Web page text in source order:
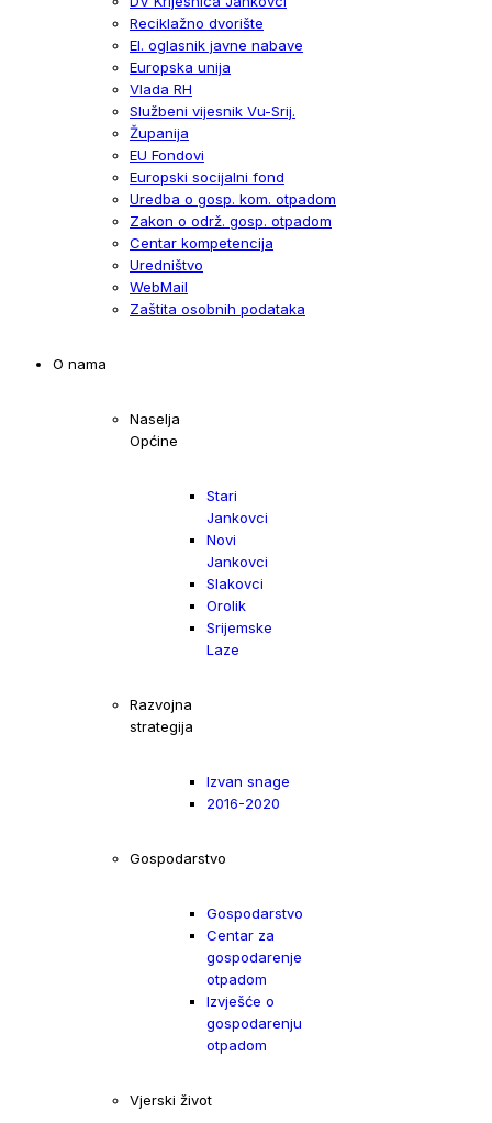
Reciklažno dvorište
El. oglasnik javne nabave
Europska unija
Vlada RH
Službeni vijesnik Vu-Srij.
Županija
EU Fondovi
Europski socijalni fond
Uredba o gosp. kom. otpadom
Zakon o održ. gosp. otpadom
Centar kompetencija
Uredništvo
WebMail
Zaštita osobnih podataka
O nama
Naselja
Općine
Stari
Jankovci
Novi
Jankovci
Slakovci
Orolik
Srijemske
Laze
Razvojna
strategija
Izvan snage
2016-2020
Gospodarstvo
Gospodarstvo
Centar za
gospodarenje
otpadom
Izvješće o
gospodarenju
otpadom
Vjerski život